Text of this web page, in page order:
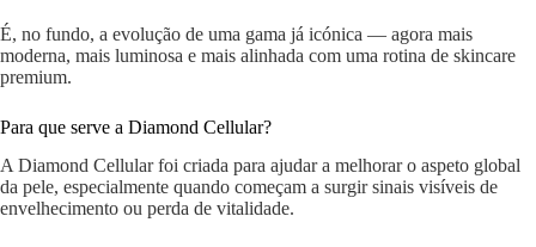
É, no fundo, a evolução de uma gama já icónica — agora mais
moderna, mais luminosa e mais alinhada com uma rotina de skincare
premium.
Para que serve a Diamond Cellular?
A Diamond Cellular foi criada para ajudar a melhorar o aspeto global
da pele, especialmente quando começam a surgir sinais visíveis de
envelhecimento ou perda de vitalidade.